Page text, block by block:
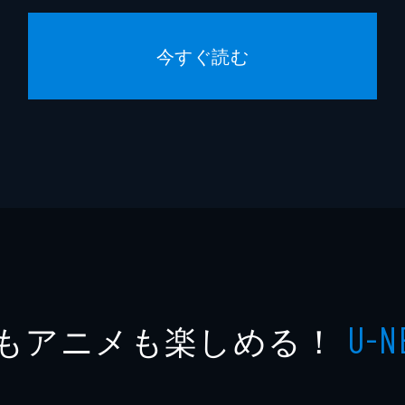
今すぐ読む
アニメも楽しめる！ U-